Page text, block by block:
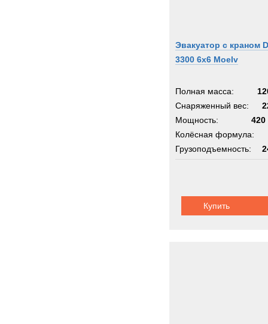
Эвакуатор с краном
3300 6x6 Moelv
Полная масса:
Снаряженный вес:
Мощность:
420
Колёсная формула:
Грузоподъемность:
Купить